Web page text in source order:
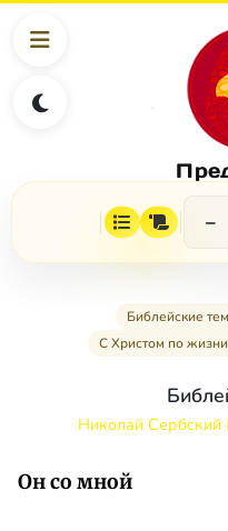
−
Библейские
С Христом по
Николай Сербский
Он со мной